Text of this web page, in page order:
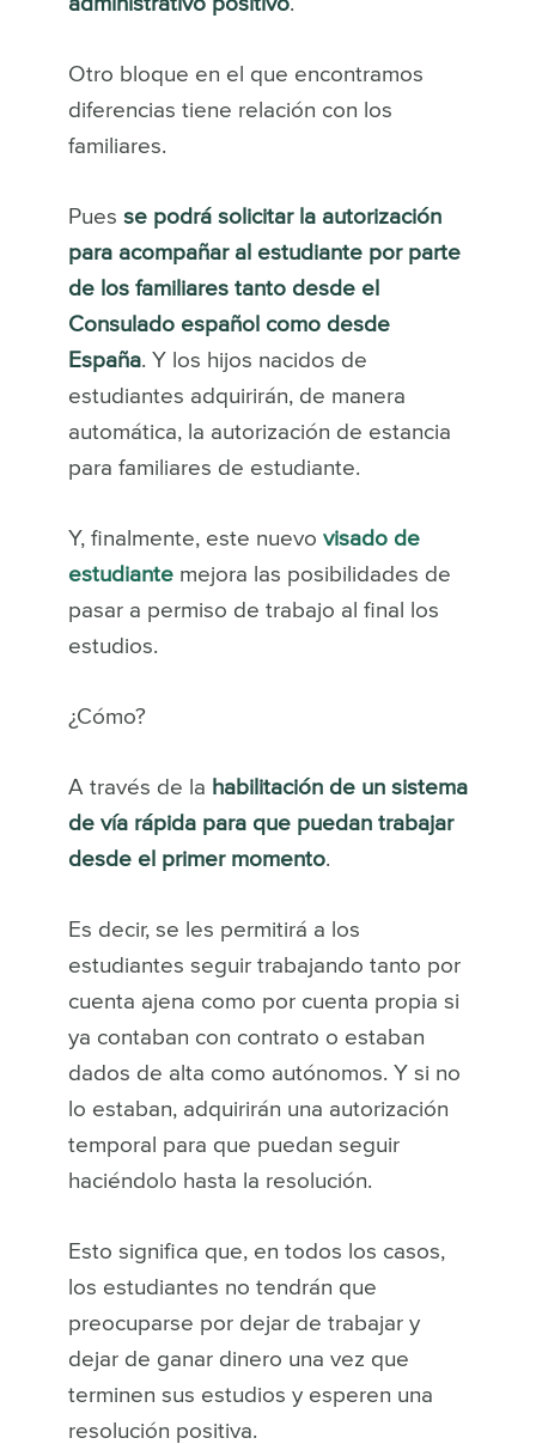
Otro bloque en el que encontramos
diferencias tiene relación con los
familiares.
Pues se podrá solicitar la autorización
para acompañar al estudiante por parte
de los familiares tanto desde el
Consulado español como desde
España. Y los hijos nacidos de
estudiantes adquirirán, de manera
automática, la autorización de estancia
para familiares de estudiante.
Y, finalmente, este nuevo visado de
estudiantemejora las posibilidades de
pasar a permiso de trabajo al final los
estudios.
¿Cómo?
A través de la habilitación de un sistema
de vía rápida para que puedan trabajar
desde el primer momento.
Es decir, se les permitirá a los
estudiantes seguir trabajando tanto por
cuenta ajena como por cuenta propia si
ya contaban con contrato o estaban
dados de alta como autónomos. Y si no
lo estaban, adquirirán una autorización
temporal para que puedan seguir
haciéndolo hasta la resolución.
Esto significa que, en todos los casos,
los estudiantes no tendrán que
preocuparse por dejar de trabajar y
dejar de ganar dinero una vez que
terminen sus estudios y esperen una
resolución positiva.